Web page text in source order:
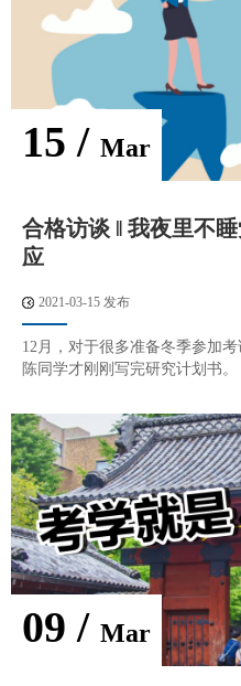
15 / Mar
合格访谈 ‖ 我夜里不
应
2021-03-15 发布
12月，对于很多准备冬季参加
陈同学才刚刚写完研究计划书。
09 / Mar